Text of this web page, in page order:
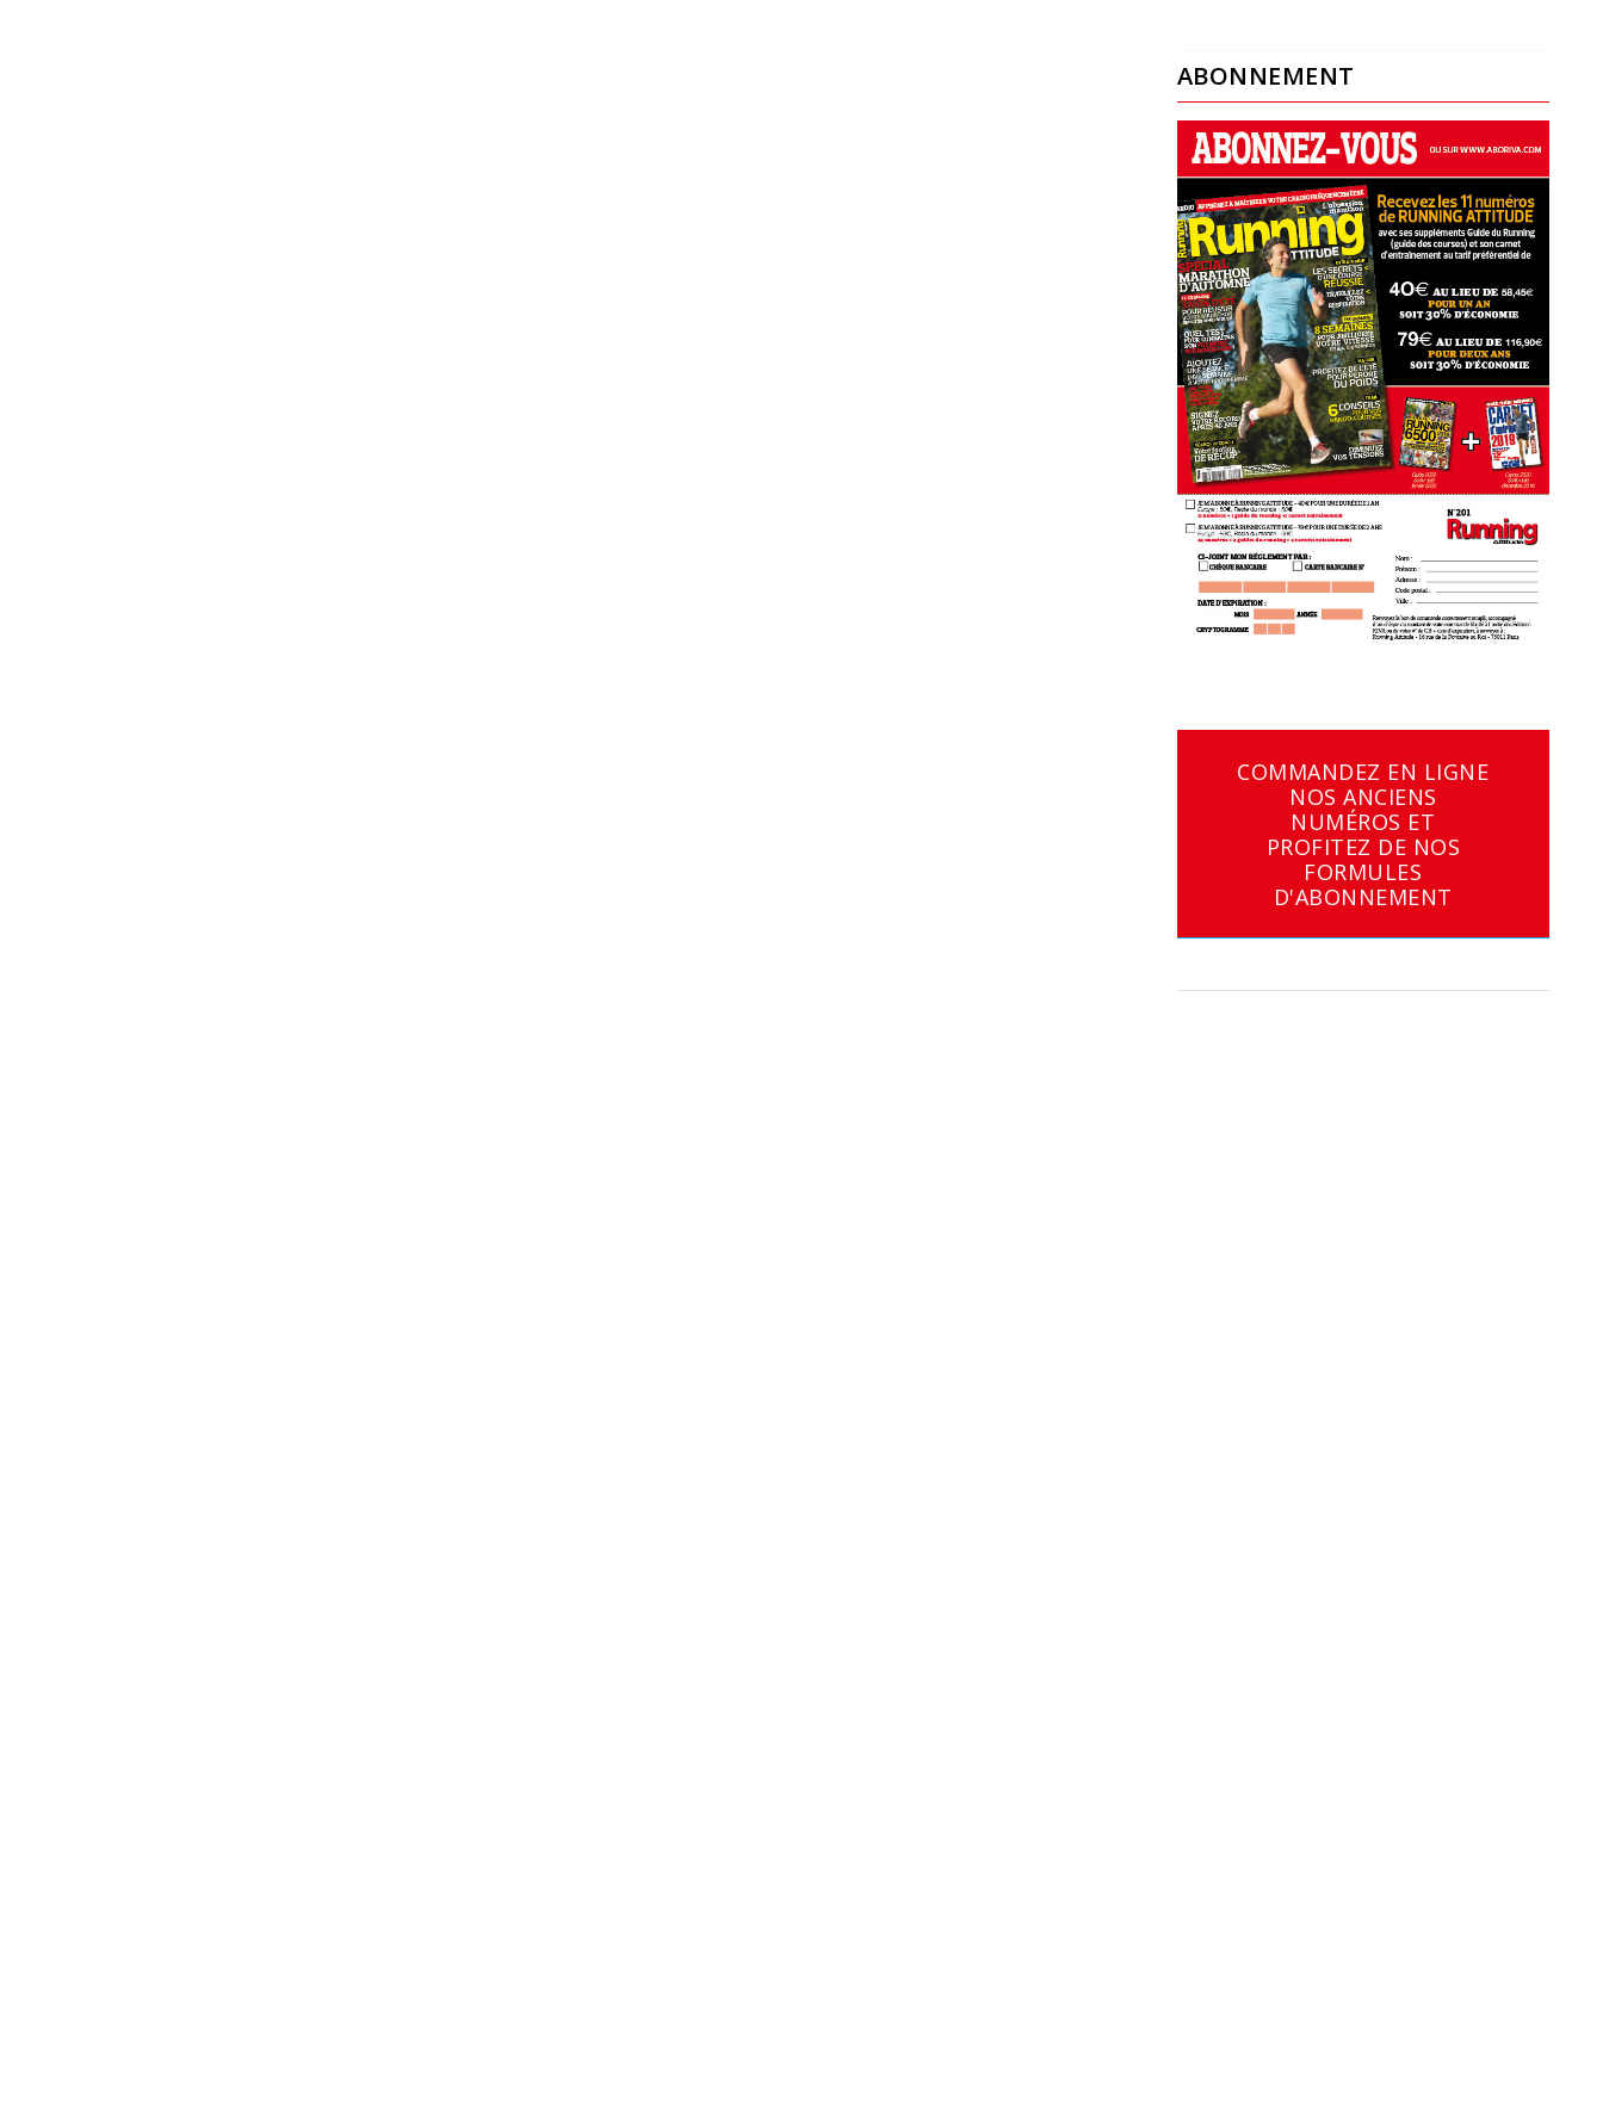
ABONNEMENT
COMMANDEZ EN LIGNE
NOS ANCIENS
NUMÉROS ET
PROFITEZ DE NOS
FORMULES
D'ABONNEMENT